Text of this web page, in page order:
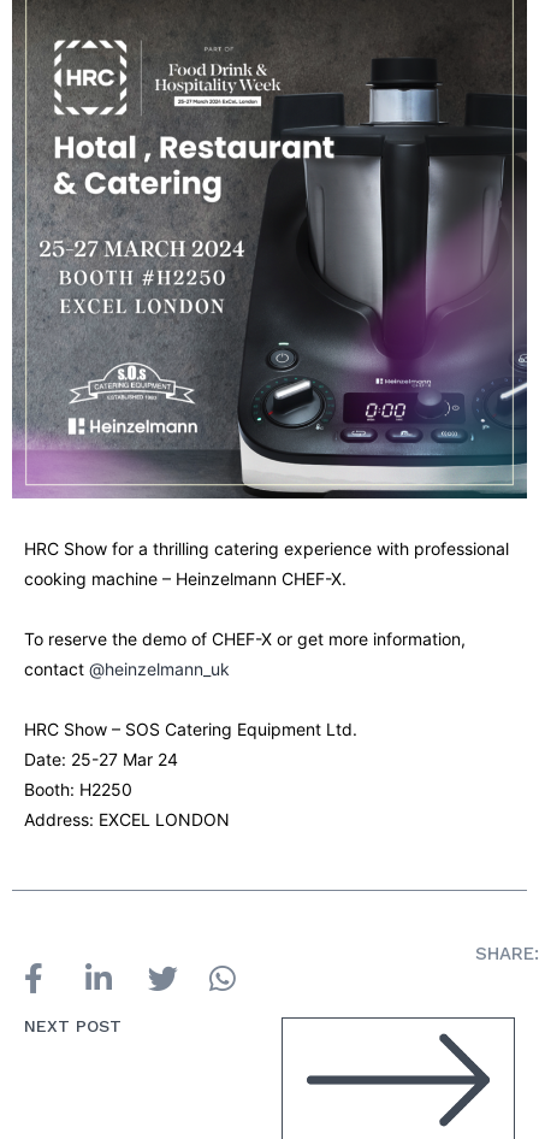
HRC Show for a thrilling catering experience with professional
cooking machine – Heinzelmann CHEF-X.
To reserve the demo of CHEF-X or get more information,
contact @heinzelmann_uk
HRC Show – SOS Catering Equipment Ltd.
Date: 25-27 Mar 24
Booth: H2250
Address: EXCEL LONDON
SHARE:
NEXT POST